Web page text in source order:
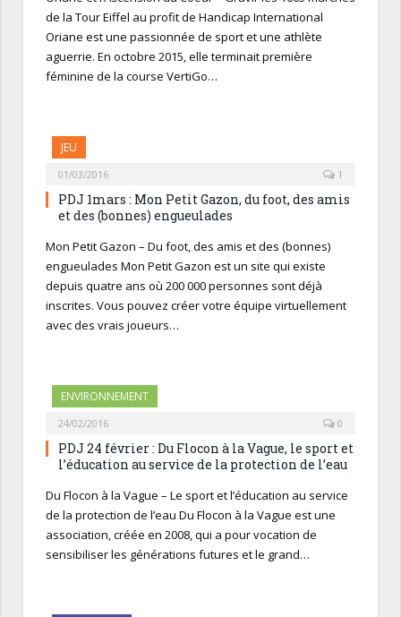
de la Tour Eiffel au profit de Handicap International
Oriane est une passionnée de sport et une athlète
aguerrie. En octobre 2015, elle terminait première
féminine de la course VertiGo…
JEU
01/03/2016 1
PDJ 1mars : Mon Petit Gazon, du foot, des amis
et des (bonnes) engueulades
Mon Petit Gazon – Du foot, des amis et des (bonnes)
engueulades Mon Petit Gazon est un site qui existe
depuis quatre ans où 200 000 personnes sont déjà
inscrites. Vous pouvez créer votre équipe virtuellement
avec des vrais joueurs…
ENVIRONNEMENT
24/02/2016 0
PDJ 24 février : Du Flocon à la Vague, le sport et
l’éducation au service de la protection de l’eau
Du Flocon à la Vague – Le sport et l’éducation au service
de la protection de l’eau Du Flocon à la Vague est une
association, créée en 2008, qui a pour vocation de
sensibiliser les générations futures et le grand…